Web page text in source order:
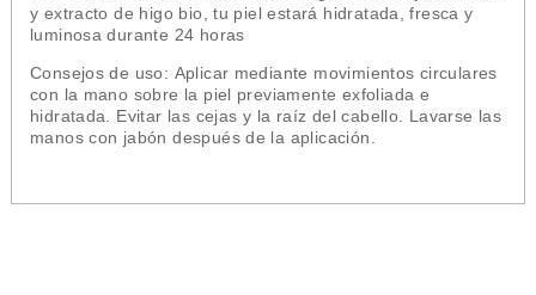
y extracto de higo bio, tu piel estará hidratada, fresca y
luminosa durante 24 horas
Consejos de uso: Aplicar mediante movimientos circulares
con la mano sobre la piel previamente exfoliada e
hidratada. Evitar las cejas y la raíz del cabello. Lavarse las
manos con jabón después de la aplicación.